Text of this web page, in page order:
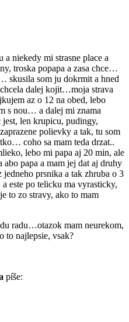
niekedy mi strasne place a
troska popapa a zasa chce…
skusila som ju dokrmit a hned
dalej kojit…moja strava
az o 12 na obed, lebo
s nou… a dalej mi znama
len krupicu, pudingy,
polievky a tak, tu som
coho sa mam teda drzat..
lebo mi papa aj 20 min, ale
abo papa a mam jej dat aj druhy
prsnika a tak zhruba o 3
este po telicku ma vyrasticky,
to zo stravy, ako to mam
radu…otazok mam neurekom,
to najlepsie, vsak?
píše: